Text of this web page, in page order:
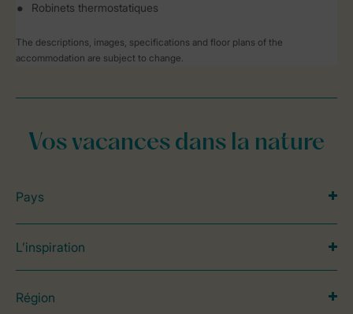
Robinets thermostatiques
The descriptions, images, specifications and floor plans of the
accommodation are subject to change.
Vos vacances dans la nature
Pays
L’inspiration
Région